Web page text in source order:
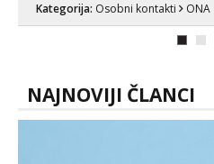
Kategorija: Osobni kontakti ONA
NAJNOVIJI ČLANCI